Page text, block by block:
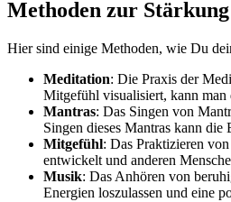
Methoden zur
Hier sind einige Methoden, wie Du
Meditation: Die Praxis der
Mitgefühl visualisiert, kann
Mantras: Das Singen von
Singen dieses Mantras kann
Mitgefühl: Das Praktizieren
entwickelt und anderen
Musik: Das Anhören von
Energien loszulassen und eine